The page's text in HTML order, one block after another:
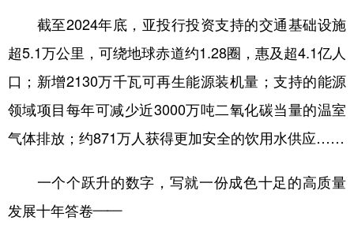
截至2024年底，亚投行投资支持的交通基础设施
超5.1万公里，可绕地球赤道约1.28圈，惠及超4.1亿人
口；新增2130万千瓦可再生能源装机量；支持的能源
领域项目每年可减少近3000万吨二氧化碳当量的温室
气体排放；约871万人获得更加安全的饮用水供应……
一个个跃升的数字，写就一份成色十足的高质量
发展十年答卷——